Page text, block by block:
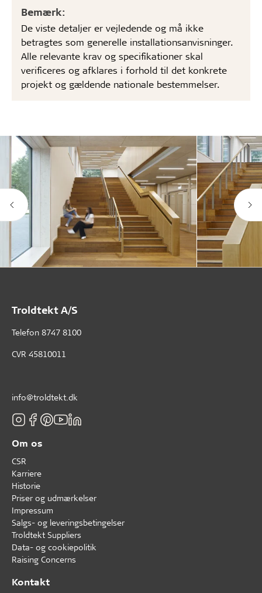
Bemærk:
De viste detaljer er vejledende og må ikke
betragtes som generelle installationsanvisninger.
Alle relevante krav og specifikationer skal
verificeres og afklares i forhold til det konkrete
projekt og gældende nationale bestemmelser.
Troldtekt A/S
Telefon 8747 8100
CVR 45810011
info@troldtekt.dk
Om os
CSR
Karriere
Historie
Priser og udmærkelser
Impressum
Salgs- og leveringsbetingelser
Troldtekt Suppliers
Data- og cookiepolitik
Raising Concerns
Kontakt